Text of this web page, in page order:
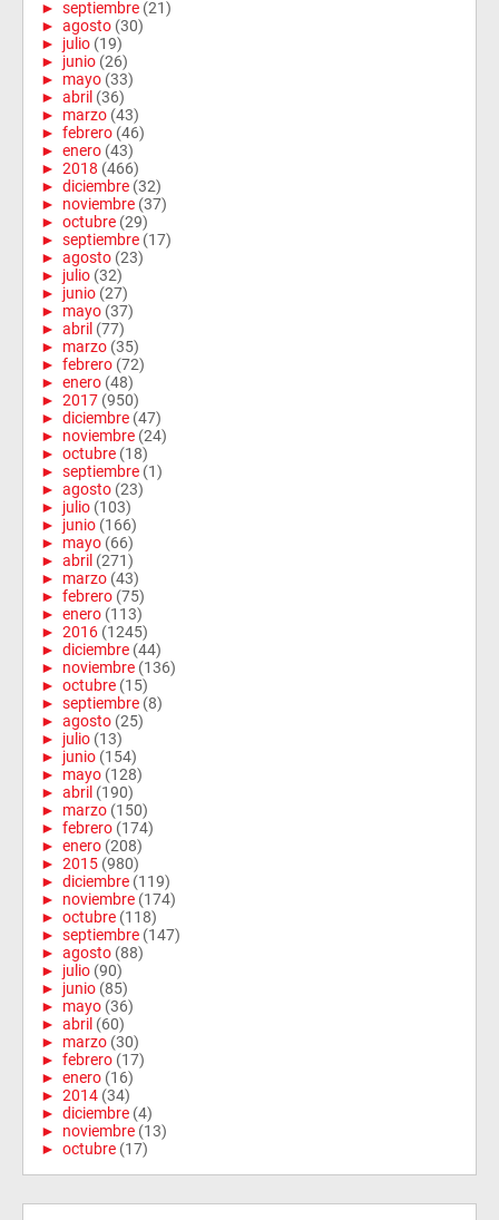
► septiembre (21)
► agosto (30)
► julio (19)
► junio (26)
► mayo (33)
► abril (36)
► marzo (43)
► febrero (46)
► enero (43)
► 2018 (466)
► diciembre (32)
► noviembre (37)
► octubre (29)
► septiembre (17)
► agosto (23)
► julio (32)
► junio (27)
► mayo (37)
► abril (77)
► marzo (35)
► febrero (72)
► enero (48)
► 2017 (950)
► diciembre (47)
► noviembre (24)
► octubre (18)
► septiembre (1)
► agosto (23)
► julio (103)
► junio (166)
► mayo (66)
► abril (271)
► marzo (43)
► febrero (75)
► enero (113)
► 2016 (1245)
► diciembre (44)
► noviembre (136)
► octubre (15)
► septiembre (8)
► agosto (25)
► julio (13)
► junio (154)
► mayo (128)
► abril (190)
► marzo (150)
► febrero (174)
► enero (208)
► 2015 (980)
► diciembre (119)
► noviembre (174)
► octubre (118)
► septiembre (147)
► agosto (88)
► julio (90)
► junio (85)
► mayo (36)
► abril (60)
► marzo (30)
► febrero (17)
► enero (16)
► 2014 (34)
► diciembre (4)
► noviembre (13)
► octubre (17)